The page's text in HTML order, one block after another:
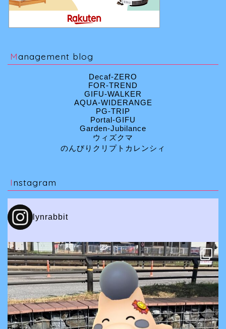
Management blog
Decaf-ZERO
FOR-TREND
GIFU-WALKER
AQUA-WIDERANGE
PG-TRIP
Portal-GIFU
Garden-Jubilance
ウィズクマ
のんびりクリプトカレンシィ
Instagram
lynrabbit